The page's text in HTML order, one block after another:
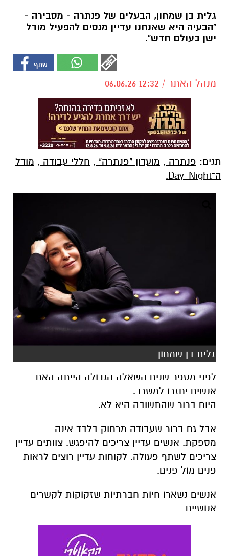
גלית בן שמחון, הבעלים של פנתרה - מסבירה -
"הבעיה היא שאנחנו עדיין מנסים להפעיל מודל
ישן בעולם חדש".
מנהל האתר / 12:32 06.06.26
תגים: פנתרה , מועדון "פנתרה" , חללי עבודה , מודל
ה־Day-Night.
גלית בן שמחון
לפני מספר שנים השאלה הגדולה הייתה האם
אנשים יחזרו למשרד.
היום ברור שהתשובה היא לא.
אבל גם ברור שעבודה מרחוק בלבד אינה
מספקת. אנשים עדיין צריכים להיפגש. צוותים עדיין
צריכים לשתף פעולה. לקוחות עדיין רוצים לראות
פנים מול פנים.
אנשים נשארו חיות חברתיות שזקוקות לקשרים
אנושיים